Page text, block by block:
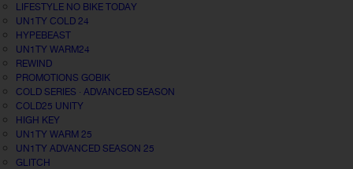
LIFESTYLE NO BIKE TODAY
UN1TY COLD 24
HYPEBEAST
UN1TY WARM24
REWIND
PROMOTIONS GOBIK
COLD SERIES · ADVANCED SEASON
COLD25 UNITY
HIGH KEY
UN1TY WARM 25
UN1TY ADVANCED SEASON 25
GLITCH